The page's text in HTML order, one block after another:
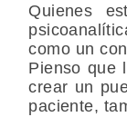
Quienes
como un
Pienso que
crear un
paciente,